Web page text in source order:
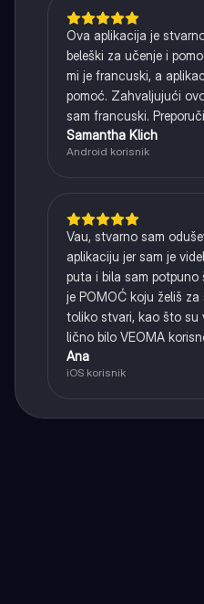
Ova aplikacija je
beleški za učenje i
mi je francuski, a
pomoć. Zahvaljujući
sam francuski.
Samantha Klich
Android korisnik
Vau, stvarno sam
aplikaciju jer sam je
puta i bila sam potpuno
je POMOĆ koju želiš
toliko stvari, kao što su
lično bilo VEOMA
Ana
iOS korisnik